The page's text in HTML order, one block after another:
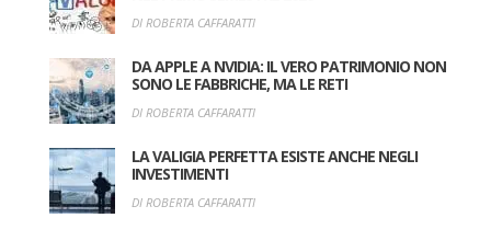
DI ROBERTA CAFFARATTI
DA APPLE A NVIDIA: IL VERO PATRIMONIO NON
SONO LE FABBRICHE, MA LE RETI
DI ROBERTA CAFFARATTI
LA VALIGIA PERFETTA ESISTE ANCHE NEGLI
INVESTIMENTI
DI ROBERTA CAFFARATTI